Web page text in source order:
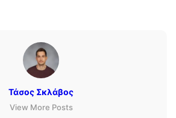
Τάσος Σκλάβος
View More Posts